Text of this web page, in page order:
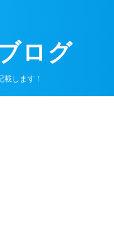
ログ
載します！